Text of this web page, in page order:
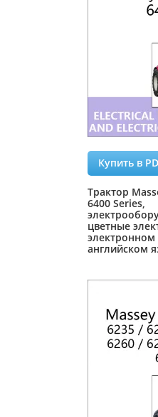
Купить в
Трактор
6400 Series,
цветные
электронном
английском